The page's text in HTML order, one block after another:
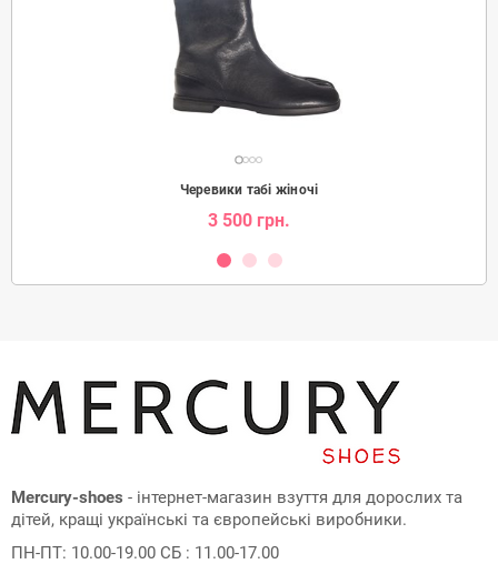
Черевики табі жіночі
3 500 грн.
Mercury-shoes - інтернет-магазин взуття для дорослих та
дітей, кращі українські та європейські виробники.
ПН-ПТ: 10.00-19.00 СБ : 11.00-17.00